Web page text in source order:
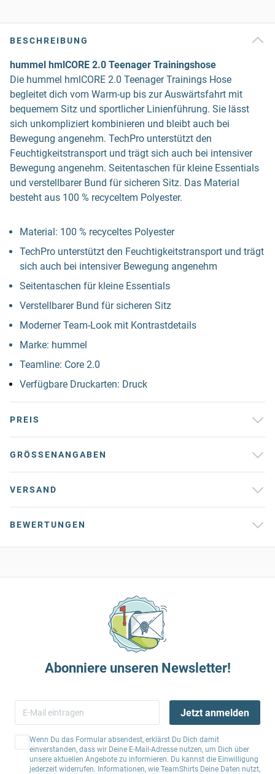
BESCHREIBUNG
hummel hmlCORE 2.0 Teenager Trainingshose
Die hummel hmlCORE 2.0 Teenager Trainings Hose
begleitet dich vom Warm-up bis zur Auswärtsfahrt mit
bequemem Sitz und sportlicher Linienführung. Sie lässt
sich unkompliziert kombinieren und bleibt auch bei
Bewegung angenehm. TechPro unterstützt den
Feuchtigkeitstransport und trägt sich auch bei intensiver
Bewegung angenehm. Seitentaschen für kleine Essentials
und verstellbarer Bund für sicheren Sitz. Das Material
besteht aus 100 % recyceltem Polyester.
Material: 100 % recyceltes Polyester
TechPro unterstützt den Feuchtigkeitstransport und trägt
sich auch bei intensiver Bewegung angenehm
Seitentaschen für kleine Essentials
Verstellbarer Bund für sicheren Sitz
Moderner Team-Look mit Kontrastdetails
Marke: hummel
Teamline: Core 2.0
Verfügbare Druckarten: Druck
PREIS
GRÖSSENANGABEN
VERSAND
BEWERTUNGEN
Abonniere unseren Newsletter!
Jetzt anmelden
Wenn Du das Formular absendest, erklärst Du Dich damit
einverstanden, dass wir Deine E-Mail-Adresse nutzen, um Dich über
unsere aktuellen Angebote zu informieren. Du kannst die Einwilligung
jederzeit widerrufen. Informationen, wie TeamShirts Deine Daten nutzt,